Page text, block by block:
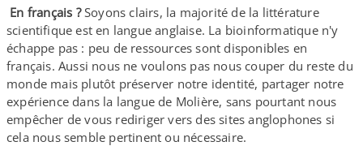
En français ?Soyons clairs, la majorité de la littérature
scientifique est en langue anglaise. La bioinformatique n'y
échappe pas : peu de ressources sont disponibles en
français. Aussi nous ne voulons pas nous couper du reste du
monde mais plutôt préserver notre identité, partager notre
expérience dans la langue de Molière, sans pourtant nous
empêcher de vous rediriger vers des sites anglophones si
cela nous semble pertinent ou nécessaire.